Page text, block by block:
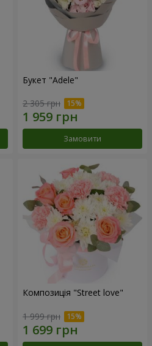
Букет "Adele"
2 305 грн
Замовити
Композиція "Street love"
1 999 грн